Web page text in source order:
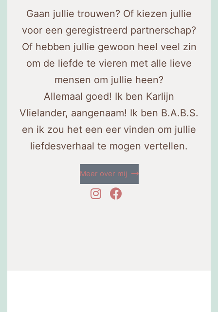
Gaan jullie trouwen? Of kiezen jullie
voor een geregistreerd partnerschap?
Of hebben jullie gewoon heel veel zin
om de liefde te vieren met alle lieve
mensen om jullie heen?
Allemaal goed! Ik ben Karlijn
Vlielander, aangenaam! Ik ben B.A.B.S.
en ik zou het een eer vinden om jullie
liefdesverhaal te mogen vertellen.
Meer over mij